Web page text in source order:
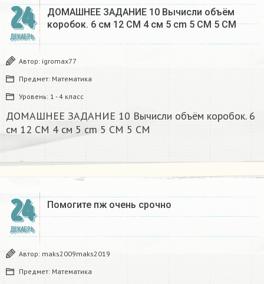
24
ДЕКАБРЬ
ДОМАШНЕЕ ЗАДАНИЕ 10 Вычисли объём
коробок. 6 см 12 CM 4 см 5 cm 5 CM 5 CM​
Автор: igromax77
Предмет: Математика
Уровень: 1 - 4 класс
ДОМАШНЕЕ ЗАДАНИЕ 10 Вычисли объём коробок. 6
см 12 CM 4 см 5 cm 5 CM 5 CM​
24
ДЕКАБРЬ
Помогите пж очень срочно​
Автор: maks2009maks2019
Предмет: Математика